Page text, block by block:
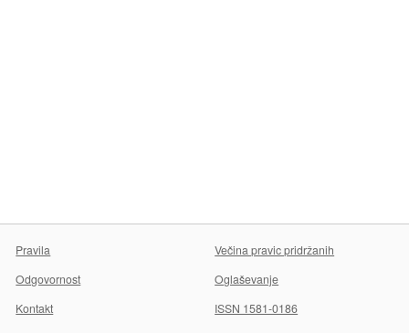
Pravila
Večina pravic pridržanih
Odgovornost
Oglaševanje
Kontakt
ISSN 1581-0186